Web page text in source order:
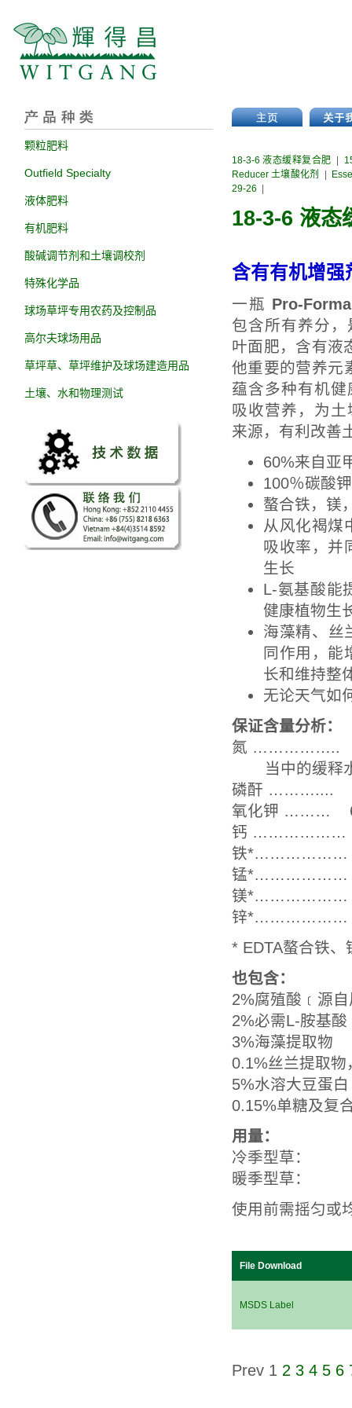
颗粒肥料
Outfield Specialty
液体肥料
有机肥料
酸碱调节剂和土壤调校剂
特殊化学品
球场草坪专用农药及控制品
高尔夫球场用品
草坪草、草坪维护及球场建造用品
土壤、水和物理测试
18-3-6 液态缓释复合肥
Reducer 土壤酸化剂
29-26
18-3-6 液态
含有有机增强
一瓶 Pro-
包含所有养分
叶面肥，含有液
他重要的营养元
蕴含多种有机
吸收营养，为
来源，有利改善
60%来自亚
100％碳酸
螯合铁，镁
从风化褐煤
吸收率，并
生长
L-氨基酸能
健康植物生
海藻精、丝
同作用，能
长和维持整
无论天气如
保证含量分析：
氮
当中的缓释
磷酐
氧化钾
钙
铁
锰
镁
锌
* EDTA螯合铁、
也包含：
2%腐殖酸﹝源
2%必需L-胺基酸
3%海藻提取物
0.1%丝兰提取物
5%水溶大豆蛋
0.15%单糖及复
用量：
冷季型草：
暖季型草：
使用前需摇匀或
File Download
MSDS Label
Prev 1 2 3 4 5 6